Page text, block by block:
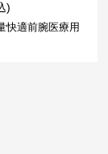
)
快適前腕医療用